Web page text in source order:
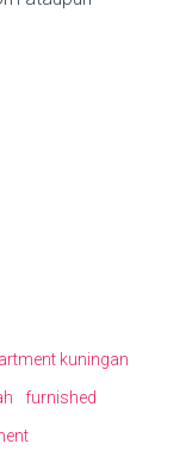
kuningan
furnished